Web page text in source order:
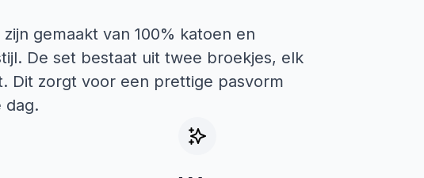
gemaakt van 100% katoen en
De set bestaat uit twee broekjes, elk
Dit zorgt voor een prettige pasvorm
dag.